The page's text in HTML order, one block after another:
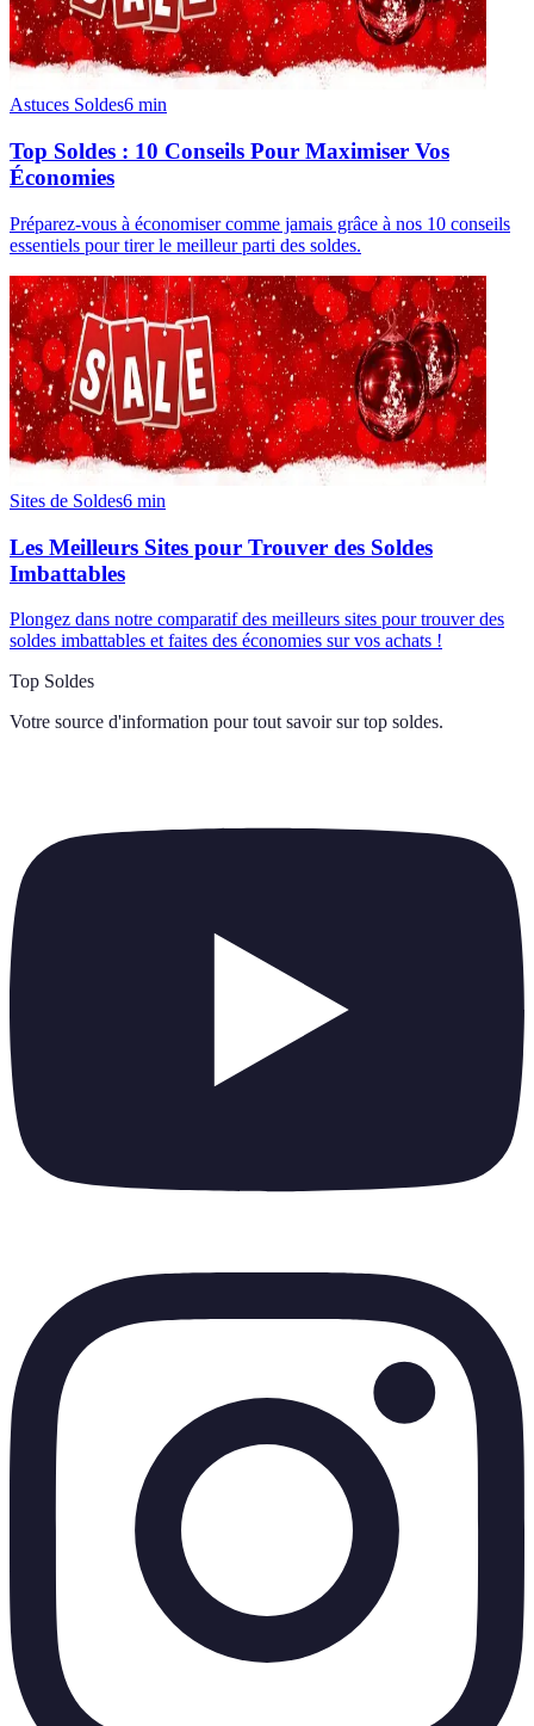
Astuces Soldes6 min
Top Soldes : 10 Conseils Pour Maximiser Vos
Économies
Préparez-vous à économiser comme jamais grâce à nos 10 conseils
essentiels pour tirer le meilleur parti des soldes.
Sites de Soldes6 min
Les Meilleurs Sites pour Trouver des Soldes
Imbattables
Plongez dans notre comparatif des meilleurs sites pour trouver des
soldes imbattables et faites des économies sur vos achats !
Top Soldes
Votre source d'information pour tout savoir sur top soldes.